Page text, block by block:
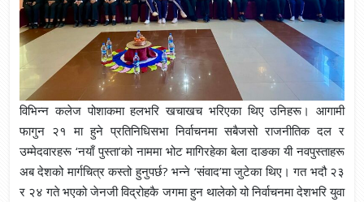
विभिन्न कलेज पोशाकमा हलभरि खचाखच भरिएका थिए उनिहरू। आगामी
फागुन २१ मा हुने प्रतिनिधिसभा निर्वाचनमा सबैजसो राजनीतिक दल र
उम्मेदवारहरू ‘नयाँ पुस्ता’को नाममा भोट मागिरहेका बेला दाङका यी नवपुस्ताहरू
अब देशको मार्गचित्र कस्तो हुनुपर्छ? भन्ने ‘संवाद’मा जुटेका थिए। गत भदौ २३
र २४ गते भएको जेनजी विद्रोहकै जगमा हुन थालेको यो निर्वाचनमा देशभरि युवा